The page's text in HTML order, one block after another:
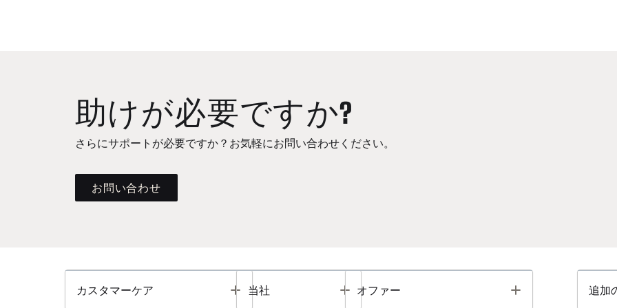
助けが必要ですか?
さらにサポートが必要ですか？お気軽にお問い合わせください。
お問い合わせ
カスタマーケア Toggle
当社 Toggle
オファー Toggle 追加